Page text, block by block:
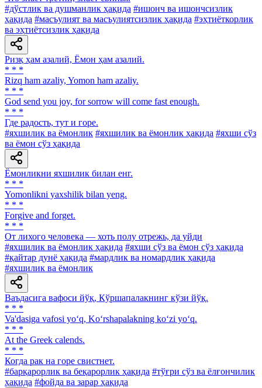
#дўстлик ва душманлик ҳақида #ишонч ва ишончсизлик
ҳақида #масъулият ва масъулиятсизлик ҳақида #эҳтиёткорлик
ва эҳтиётсизлик ҳақида
Ризқ ҳам азалий, Ёмон ҳам азалий.
* * *
Rizq ham azaliy, Yomon ham azaliy.
* * *
God send you joy, for sorrow will come fast enough.
* * *
Где радость, тут и горе.
#яхшилик ва ёмонлик #яхшилик ва ёмонлик ҳақида #яхши сўз
ва ёмон сўз ҳақида
Ёмонликни яхшилик билан енг.
* * *
Yomonlikni yaxshilik bilan yeng.
* * *
Forgive and forget.
* * *
От лихого человека — хоть полу отрежь, да уйди
#яхшилик ва ёмонлик ҳақида #яхши сўз ва ёмон сўз ҳақида
#қайтар дунё ҳақида #мардлик ва номардлик ҳақида
#яхшилик ва ёмонлик
Ваъдасига вафоси йўқ, Кўршапалакнинг кўзи йўқ.
* * *
Va'dasiga vafosi yo‘q, Ko‘rshapalakning ko‘zi yo‘q.
* * *
At the Greek calends.
* * *
Когда рак на горе свистнет.
#барқарорлик ва беқарорлик ҳақида #тўғри сўз ва ёлғончилик
ҳақида #фойда ва зарар ҳақида